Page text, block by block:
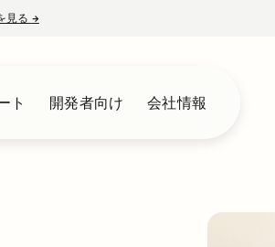
見る →新しいタブで開く
ト 開発者向け 会社情報